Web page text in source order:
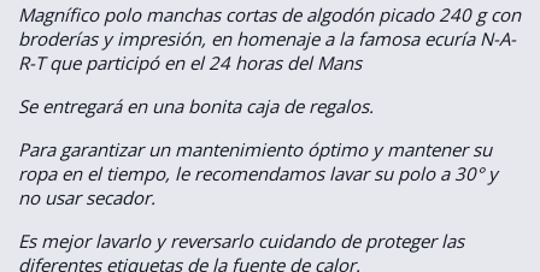
Magnífico polo manchas cortas de algodón picado 240 g con
broderías y impresión, en homenaje a la famosa ecuría N-A-
R-T que participó en el 24 horas del Mans
Se entregará en una bonita caja de regalos.
Para garantizar un mantenimiento óptimo y mantener su
ropa en el tiempo, le recomendamos lavar su polo a 30° y
no usar secador.
Es mejor lavarlo y reversarlo cuidando de proteger las
diferentes etiquetas de la fuente de calor.